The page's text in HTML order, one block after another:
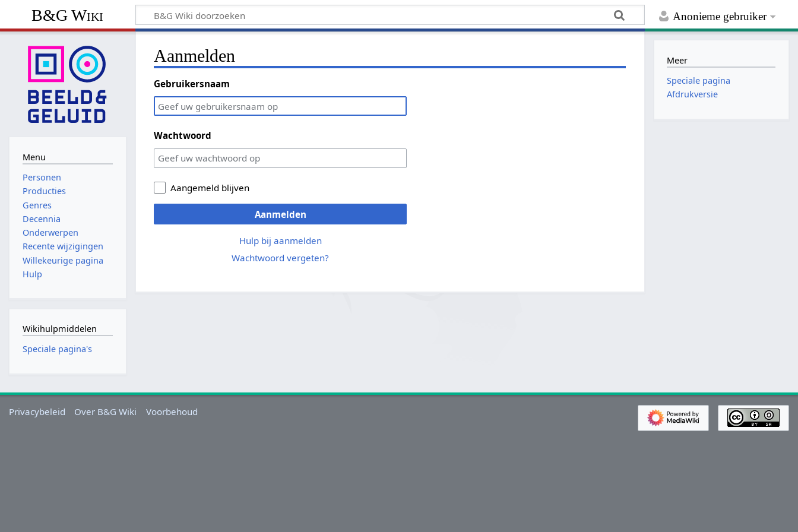
Anonieme gebruiker
B&G Wiki
Aanmelden
Gebruikersnaam
Wachtwoord
Aangemeld blijven
Aanmelden
Hulp bij aanmelden
Wachtwoord vergeten?
Menu
Personen
Producties
Genres
Decennia
Onderwerpen
Recente wijzigingen
Willekeurige pagina
Hulp
Wikihulpmiddelen
Speciale pagina's
Meer
Speciale pagina
Afdrukversie
Privacybeleid Over B&G Wiki Voorbehoud